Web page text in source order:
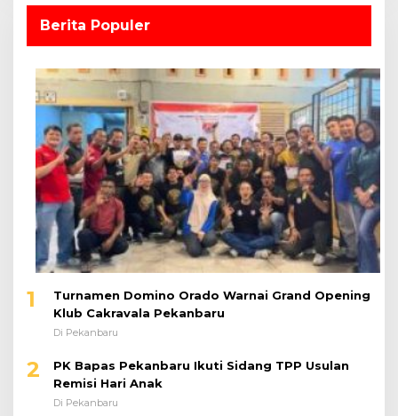
Berita Populer
1
Turnamen Domino Orado Warnai Grand Opening
Klub Cakravala Pekanbaru
Di Pekanbaru
2
PK Bapas Pekanbaru Ikuti Sidang TPP Usulan
Remisi Hari Anak
Di Pekanbaru